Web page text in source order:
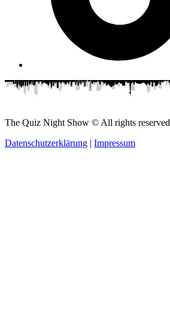
The Quiz Night Show © All rights reserved
Datenschutzerklärung | Impressum